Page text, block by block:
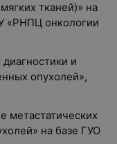
тканей)» на
«РНПЦ онкологии
и
опухолей»,
метастатических
на базе ГУО